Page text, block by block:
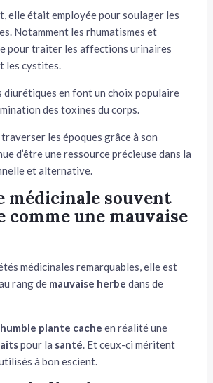
elle était employée pour soulager les
Notamment les rhumatismes et
pour traiter les affections urinaires
les cystites.
diurétiques en font un choix populaire
des toxines du corps.
traverser les époques grâce à son
d’être une ressource précieuse dans la
et alternative.
médicinale souvent
comme une mauvaise
médicinales remarquables, elle est
rang de mauvaise herbedans de
plante cache en réalité une
pour la santé . Et ceux-ci méritent
à bon escient.